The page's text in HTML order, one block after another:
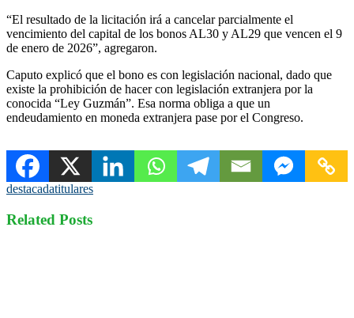
“El resultado de la licitación irá a cancelar parcialmente el
vencimiento del capital de los bonos AL30 y AL29 que vencen el 9
de enero de 2026”, agregaron.
Caputo explicó que el bono es con legislación nacional, dado que
existe la prohibición de hacer con legislación extranjera por la
conocida “Ley Guzmán”. Esa norma obliga a que un
endeudamiento en moneda extranjera pase por el Congreso.
destacadatitulares
Related Posts